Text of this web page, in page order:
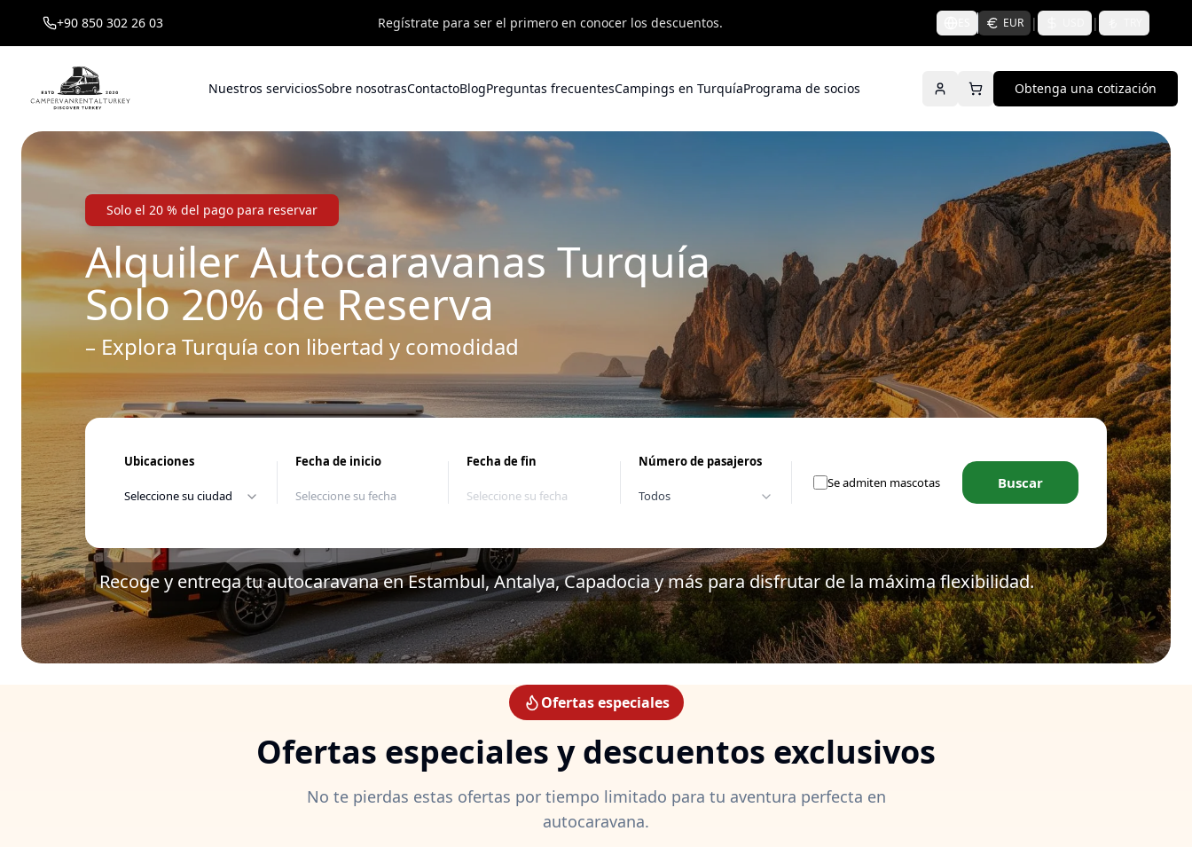
+90 850 302 26 03 Regístrate para ser el primero en conocer los descuentos. EUR | |
Nuestros serviciosSobre nosotrasContactoBlogPreguntas frecuentesCampings en TurquíaPrograma de socios Obtenga una cotización
Solo el 20 % del pago para reservar
Alquiler Autocaravanas Turquía
Solo 20% de Reserva
– Explora Turquía con libertad y comodidad
Ubicaciones
Seleccione su ciudad
Fecha de inicio
Seleccione su fecha
Fecha de fin
Seleccione su fecha
Número de pasajeros
Todos
Se admiten mascotas Buscar
Recoge y entrega tu autocaravana en Estambul, Antalya, Capadocia y más para disfrutar de la máxima flexibilidad.
Ofertas especiales
Ofertas especiales y descuentos exclusivos
No te pierdas estas ofertas por tiempo limitado para tu aventura perfecta en
autocaravana.